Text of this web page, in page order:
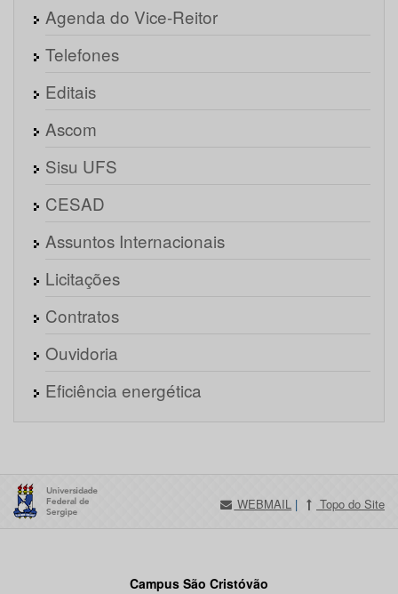
Agenda do Vice-Reitor
Telefones
Editais
Ascom
Sisu UFS
CESAD
Assuntos Internacionais
Licitações
Contratos
Ouvidoria
Eficiência energética
WEBMAIL | Topo do Site
Campus São Cristóvão